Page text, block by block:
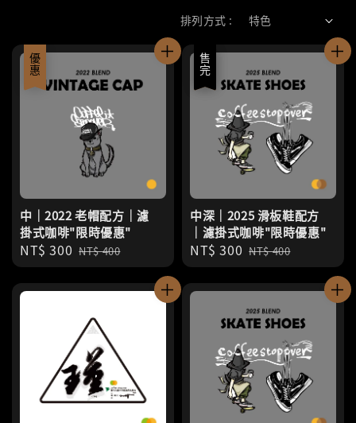
排列方式 :
優惠
中｜2022 老帽配方｜濾
掛式咖啡"限時優惠"
Sale
price
NT$ 300 Regular
price
NT$ 400
優惠
售完
中深｜2025 滑板鞋配方
｜濾掛式咖啡"限時優惠"
Sale
price
NT$ 300 Regular
price
NT$ 400